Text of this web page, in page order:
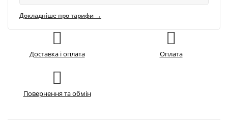
Докладніше про тарифи →
Доставка і оплата Оплата
Повернення та обмін